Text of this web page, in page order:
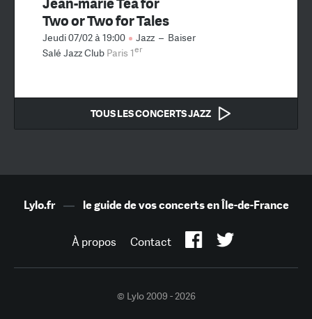
Two or Two for Tales
Jeudi 07/02 à 19:00 Jazz – Baiser
Salé Jazz Club Paris 1er
TOUS LES CONCERTS JAZZ
Lylo.fr— le guide de vos concerts en Île-de-France
À propos Contact
© Lylo 2009 - 2026